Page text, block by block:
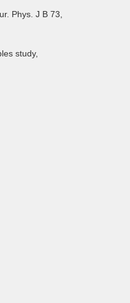
Phys. J B 73,
study,